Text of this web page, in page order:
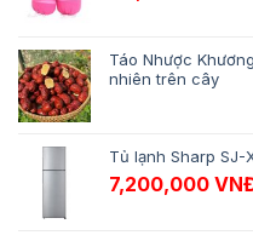
Táo Nhược
nhiên trên cây
Tủ lạnh Sharp SJ-
7,200,000